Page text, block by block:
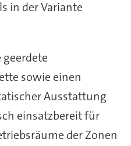
in der Variante
geerdete
sowie einen
Ausstattung
einsatzbereit für
der Zonen